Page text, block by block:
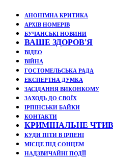
АНОНІМНА КРИТИКА
АРХІВ НОМЕРІВ
БУЧАНСЬКІ НОВИНИ
ВАШЕ ЗДОРОВ'Я
ВІДЕО
ВІЙНА
ГОСТОМЕЛЬСЬКА РАДА
ЕКСПЕРТНА ДУМКА
ЗАСІДАННЯ ВИКОНКОМУ
ЗАХОДЬ ДО СВОЇХ
ІРПІНСЬКИ БАЙКИ
КОНТАКТИ
КРИМІНАЛЬНЕ
КУДИ ПІТИ В ІРПЕНІ
МІСЦЕ ПІД СОНЦЕМ
НАДЗВИЧАЙНІ ПОДЇЇ